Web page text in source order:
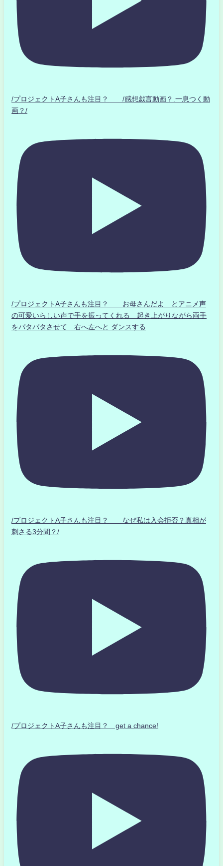
/プロジェクトA子さんも注目？ /感想戯言動画？.一息つく動
画？/
/プロジェクトA子さんも注目？ お母さんだよ とアニメ声
の可愛いらしい声で手を振ってくれる 起き上がりながら両手
をパタパタさせて 右へ左へと ダンスする
/プロジェクトA子さんも注目？ なぜ私は入会拒否？真相が
刺さる3分間？/
/プロジェクトA子さんも注目？ get a chance!